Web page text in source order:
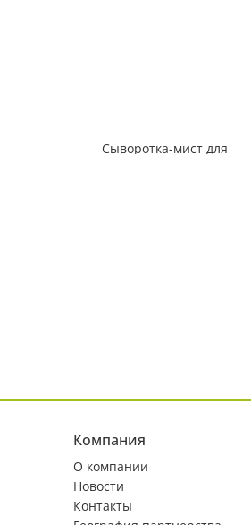
Cыворотка-мист для
Компания
О компании
Новости
Контакты